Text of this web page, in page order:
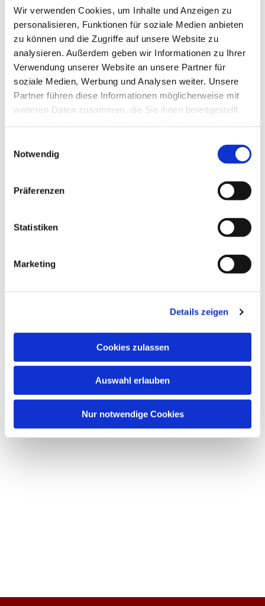
Wir verwenden Cookies, um Inhalte und Anzeigen zu
personalisieren, Funktionen für soziale Medien anbieten
zu können und die Zugriffe auf unsere Website zu
analysieren. Außerdem geben wir Informationen zu Ihrer
Verwendung unserer Website an unsere Partner für
soziale Medien, Werbung und Analysen weiter. Unsere
Partner führen diese Informationen möglicherweise mit
weiteren Daten zusammen, die Sie ihnen bereitgestellt
Notwendig
Präferenzen
Statistiken
Marketing
Details zeigen
Cookies zulassen
Auswahl erlauben
Nur notwendige Cookies